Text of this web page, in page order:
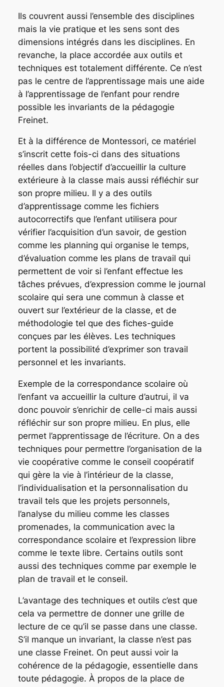
Ils couvrent aussi l’ensemble des disciplines
mais la vie pratique et les sens sont des
dimensions intégrés dans les disciplines. En
revanche, la place accordée aux outils et
techniques est totalement différente. Ce n’est
pas le centre de l’apprentissage mais une aide
à l’apprentissage de l’enfant pour rendre
possible les invariants de la pédagogie
Freinet.
Et à la différence de Montessori, ce matériel
s’inscrit cette fois-ci dans des situations
réelles dans l’objectif d’accueillir la culture
extérieure à la classe mais aussi réfléchir sur
son propre milieu. Il y a des outils
d’apprentissage comme les fichiers
autocorrectifs que l’enfant utilisera pour
vérifier l’acquisition d’un savoir, de gestion
comme les planning qui organise le temps,
d’évaluation comme les plans de travail qui
permettent de voir si l’enfant effectue les
tâches prévues, d’expression comme le journal
scolaire qui sera une commun à classe et
ouvert sur l’extérieur de la classe, et de
méthodologie tel que des fiches-guide
conçues par les élèves. Les techniques
portent la possibilité d’exprimer son travail
personnel et les invariants.
Exemple de la correspondance scolaire où
l’enfant va accueillir la culture d’autrui, il va
donc pouvoir s’enrichir de celle-ci mais aussi
réfléchir sur son propre milieu. En plus, elle
permet l’apprentissage de l’écriture. On a des
techniques pour permettre l’organisation de la
vie coopérative comme le conseil coopératif
qui gère la vie à l’intérieur de la classe,
l’individualisation et la personnalisation du
travail tels que les projets personnels,
l’analyse du milieu comme les classes
promenades, la communication avec la
correspondance scolaire et l’expression libre
comme le texte libre. Certains outils sont
aussi des techniques comme par exemple le
plan de travail et le conseil.
L’avantage des techniques et outils c’est que
cela va permettre de donner une grille de
lecture de ce qu’il se passe dans une classe.
S’il manque un invariant, la classe n’est pas
une classe Freinet. On peut aussi voir la
cohérence de la pédagogie, essentielle dans
toute pédagogie. À propos de la place de